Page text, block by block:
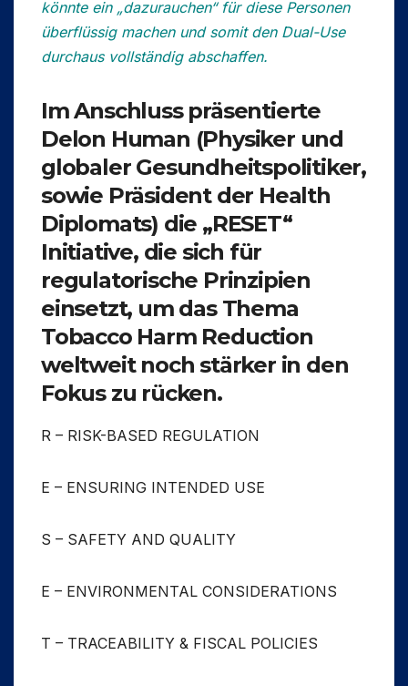
könnte ein „dazurauchen“ für diese Personen
überflüssig machen und somit den Dual-Use
durchaus vollständig abschaffen.
Im Anschluss präsentierte
Delon Human (Physiker und
globaler Gesundheitspolitiker,
sowie Präsident der Health
Diplomats) die „RESET“
Initiative, die sich für
regulatorische Prinzipien
einsetzt, um das Thema
Tobacco Harm Reduction
weltweit noch stärker in den
Fokus zu rücken.
R – RISK-BASED REGULATION
E – ENSURING INTENDED USE
S – SAFETY AND QUALITY
E – ENVIRONMENTAL CONSIDERATIONS
T – TRACEABILITY & FISCAL POLICIES